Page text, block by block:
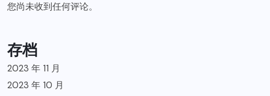
您尚未收到任何评论。
存档
2023 年 11 月
2023 年 10 月